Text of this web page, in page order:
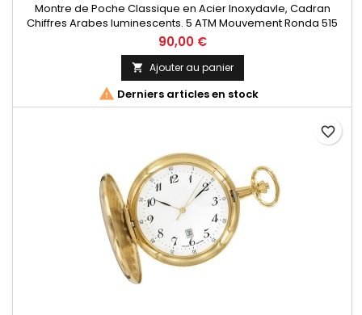
Montre de Poche Classique en Acier Inoxydavle, Cadran
Chiffres Arabes luminescents. 5 ATM Mouvement Ronda 515
Swiss Parts, 3 aiguilles et dateur à 6h. Fabrication Française.
90,00 €
 Ajouter au panier
 Derniers articles en stock
favorite_border